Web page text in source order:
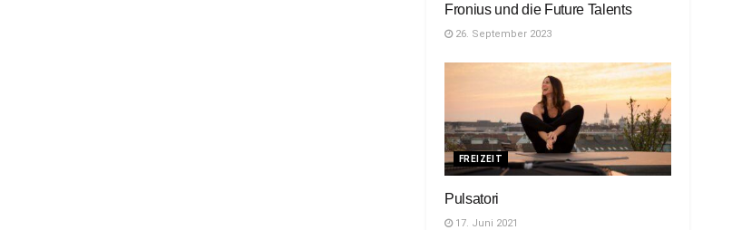
Fronius und die Future Talents
26. September 2023
FREIZEIT
Pulsatori
17. Juni 2021